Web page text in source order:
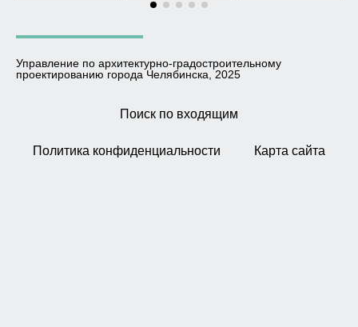
Управление по архитектурно-градостроительному
проектированию города Челябинска, 2025
Поиск по входящим
Политика конфиденциальности Карта сайта